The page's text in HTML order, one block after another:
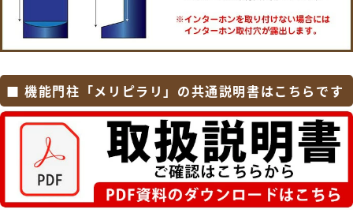
ハイビポスト・グランスタンド・オーパス クー
ル・パーサス ネオ・ジョイ・クラッシー スクエ
ア・クーリエ・和の文・ナミプラス アール・ソ
ファイン ウッド・ノイエキューブ・ライク・テ
ィンバー・モリビア・カーブス・ソニック・ゼ
ラフィーニ・イルヴァリオ グレイン・クレール
ヌーヴォ・ボーノ レボ・トーン・ティーポ グレ
イン・ファン セイル・ディーポスト・フィール
II・ノーラン・マカロン・ミルク・カヌレ・テ
ディ・メリィ・アルコ・ポスタ プラスII
【セキスイデザインワークス】
Bobi（ボビ）・BonBobi（ボンボビ）・
BobiCargo（ボビカーゴ）・bobiround（ボ
■ 機能門柱「メリピラリ」の共通説明書はこちらです